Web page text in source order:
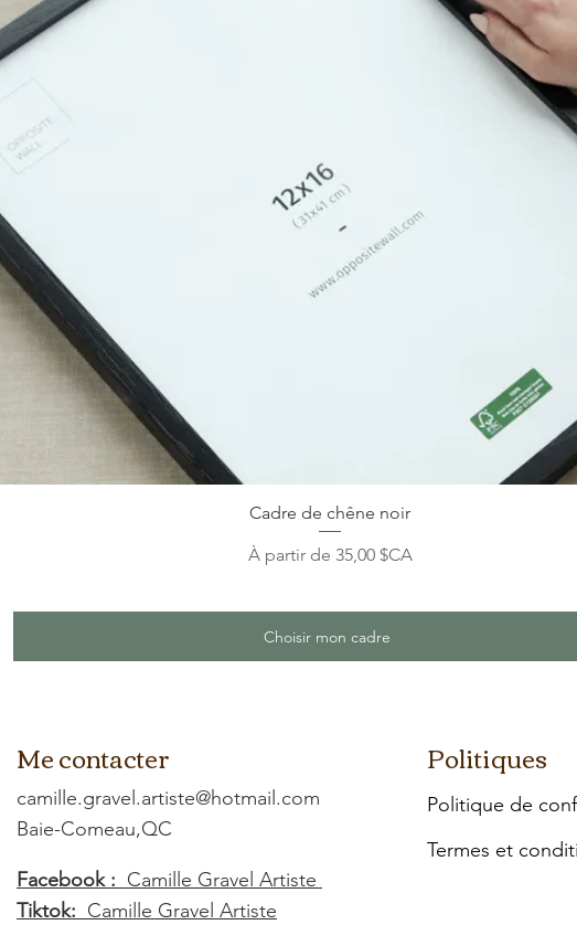
Cadre de chêne noir
À partir de 35,00 $CA
Prix promotionnel
Choisir mon cadre
Me contacter Politiques
camille.gravel.artiste@hotmail.com
Baie-Comeau,QC
Politique de
Termes et
Facebook : Camille Gravel Artiste
Tiktok: Camille Gravel Artiste